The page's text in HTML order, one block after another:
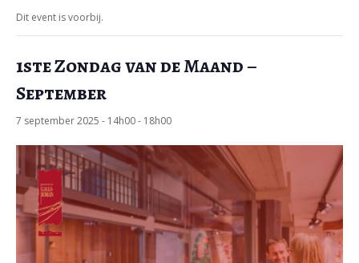
Dit event is voorbij.
1ste Zondag van de Maand –
September
7 september 2025 - 14h00- 18h00